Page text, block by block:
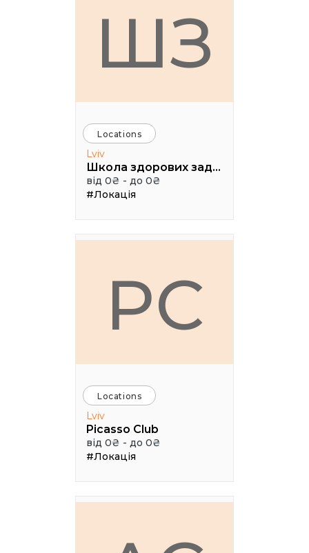
ШЗ
Locations
Lviv
Школа здорових задоволень Чотири ключі
від 0₴ - до 0₴
#Локація
PC
Locations
Lviv
Picasso Club
від 0₴ - до 0₴
#Локація